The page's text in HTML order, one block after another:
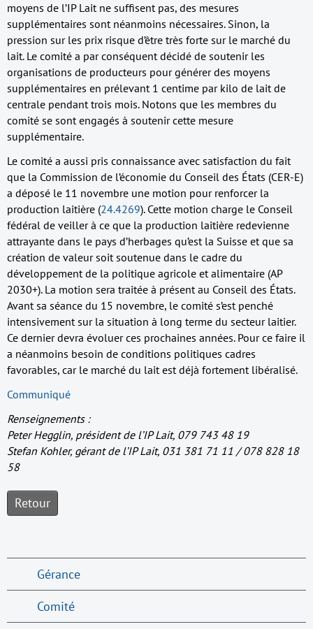
moyens de l’IP Lait ne suffisent pas, des mesures
supplémentaires sont néanmoins nécessaires. Sinon, la
pression sur les prix risque d’être très forte sur le marché du
lait. Le comité a par conséquent décidé de soutenir les
organisations de producteurs pour générer des moyens
supplémentaires en prélevant 1 centime par kilo de lait de
centrale pendant trois mois. Notons que les membres du
comité se sont engagés à soutenir cette mesure
supplémentaire.
Le comité a aussi pris connaissance avec satisfaction du fait
que la Commission de l’économie du Conseil des États (CER-E)
a déposé le 11 novembre une motion pour renforcer la
production laitière (24.4269). Cette motion charge le Conseil
fédéral de veiller à ce que la production laitière redevienne
attrayante dans le pays d’herbages qu’est la Suisse et que sa
création de valeur soit soutenue dans le cadre du
développement de la politique agricole et alimentaire (AP
2030+). La motion sera traitée à présent au Conseil des États.
Avant sa séance du 15 novembre, le comité s’est penché
intensivement sur la situation à long terme du secteur laitier.
Ce dernier devra évoluer ces prochaines années. Pour ce faire il
a néanmoins besoin de conditions politiques cadres
favorables, car le marché du lait est déjà fortement libéralisé.
Communiqué
Renseignements :
Peter Hegglin, président de l’IP Lait, 079 743 48 19
Stefan Kohler, gérant de l’IP Lait, 031 381 71 11 / 078 828 18
58
Retour
Gérance
Comité